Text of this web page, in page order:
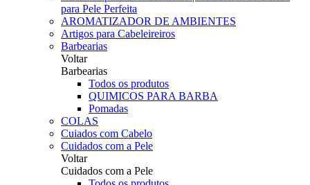
para Pele Perfeita
AROMATIZADOR DE AMBIENTES
Artigos para Cabeleireiros
Barbearias
Voltar
Barbearias
Todos os produtos
QUIMICOS PARA BARBA
Pomadas
COLAS
Cuiados com Cabelo
Cuidados com a Pele
Voltar
Cuidados com a Pele